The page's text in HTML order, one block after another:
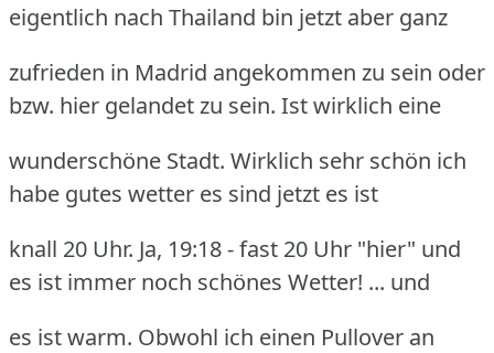
eigentlich nach Thailand bin jetzt aber ganz
zufrieden in Madrid angekommen zu sein oder
bzw. hier gelandet zu sein. Ist wirklich eine
wunderschöne Stadt. Wirklich sehr schön ich
habe gutes wetter es sind jetzt es ist
knall 20 Uhr. Ja, 19:18 - fast 20 Uhr "hier" und
es ist immer noch schönes Wetter! ... und
es ist warm. Obwohl ich einen Pullover an